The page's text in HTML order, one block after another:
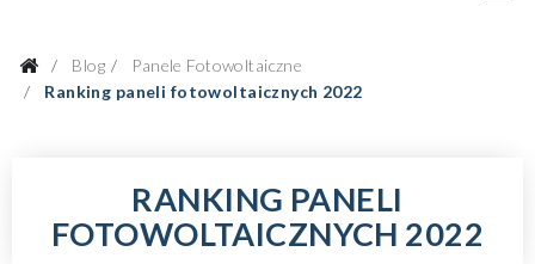
Blog
Panele Fotowoltaiczne
Ranking paneli fotowoltaicznych 2022
RANKING PANELI
FOTOWOLTAICZNYCH 2022